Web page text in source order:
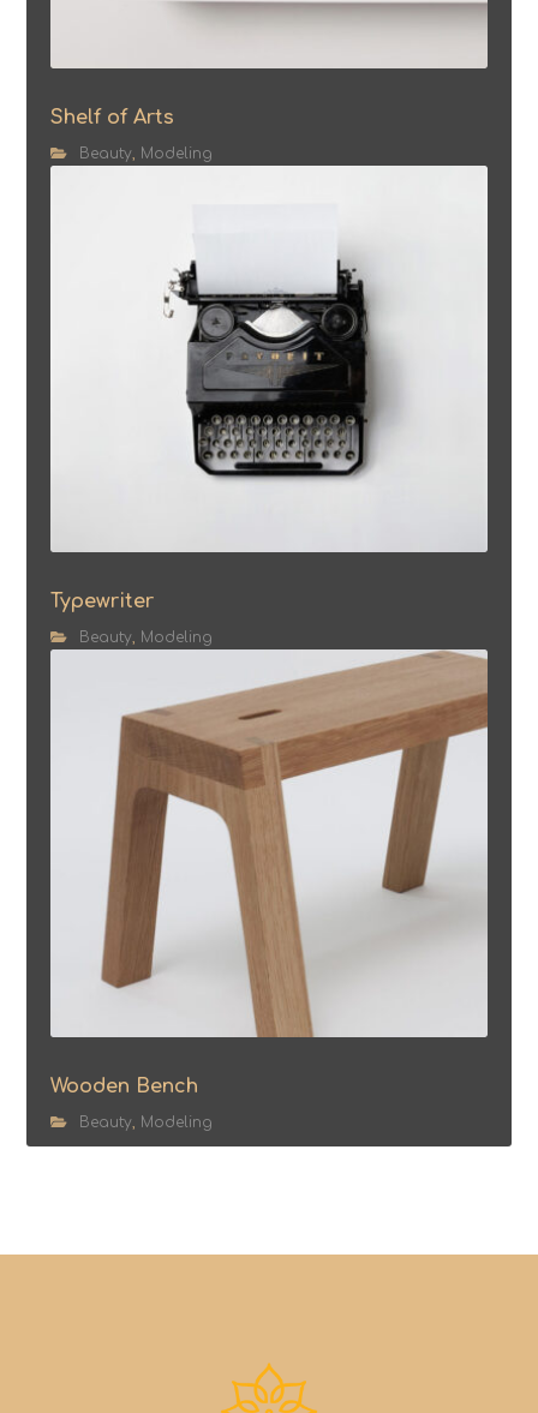
Shelf of Arts
Beauty Modeling
Typewriter
Beauty, Modeling
Wooden Bench
Beauty, Modeling